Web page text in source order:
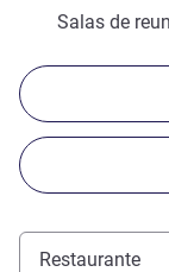
Salas de
Restaurante